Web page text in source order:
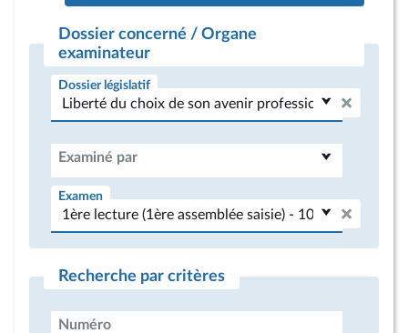
Dossier concerné / Organe
examinateur
Dossier législatif
Examiné par
Examen
Recherche par critères
Numéro